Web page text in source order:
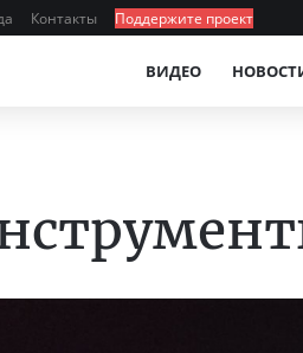
Контакты Поддержите проект
ВИДЕО